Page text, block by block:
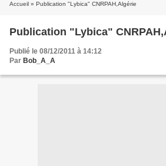
Accueil » Publication "Lybica" CNRPAH,Algérie
Publication "Lybica"
Publié le 08/12/2011 à 14:12
Par Bob_A_A